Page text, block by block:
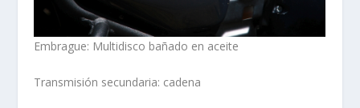
Embrague: Multidisco bañado en aceite
Transmisión secundaria: cadena